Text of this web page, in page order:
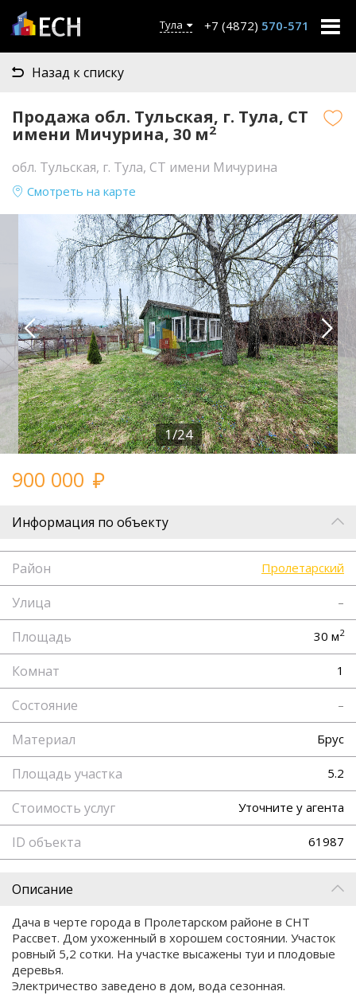
Тула +7 (4872) 570-571
Назад к списку
Продажа обл. Тульская, г. Тула, СТ
имени Мичурина, 30 м2
обл. Тульская, г. Тула, СТ имени Мичурина
Смотреть на карте
1/24
900 000
Информация по объекту
Район Пролетарский
Улица –
Площадь 30 м2
Комнат 1
Состояние –
Материал Брус
Площадь участка 5.2
Стоимость услуг Уточните у агента
ID объекта 61987
Описание
Дача в черте города в Пролетарском районе в СНТ
Рассвет. Дом ухоженный в хорошем состоянии. Участок
ровный 5,2 сотки. На участке высажены туи и плодовые
деревья.
Электричество заведено в дом, вода сезонная.